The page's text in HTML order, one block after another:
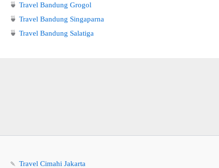
🍵 Travel Bandung Grogol
🍵 Travel Bandung Singaparna
🍵 Travel Bandung Salatiga
🍡 Travel Cimahi Jakarta